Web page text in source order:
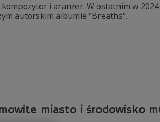
i aranżer. W ostatnim w
autorskim albumie "Breaths".
miasto i środowisko